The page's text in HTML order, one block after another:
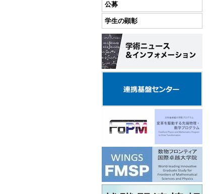
公募
学生の顕彰